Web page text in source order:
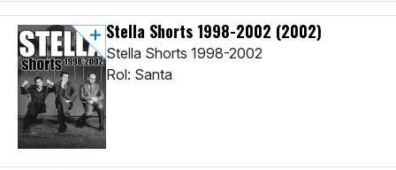
Stella Shorts 1998-2002 (2002)
Stella Shorts 1998-2002
Rol: Santa